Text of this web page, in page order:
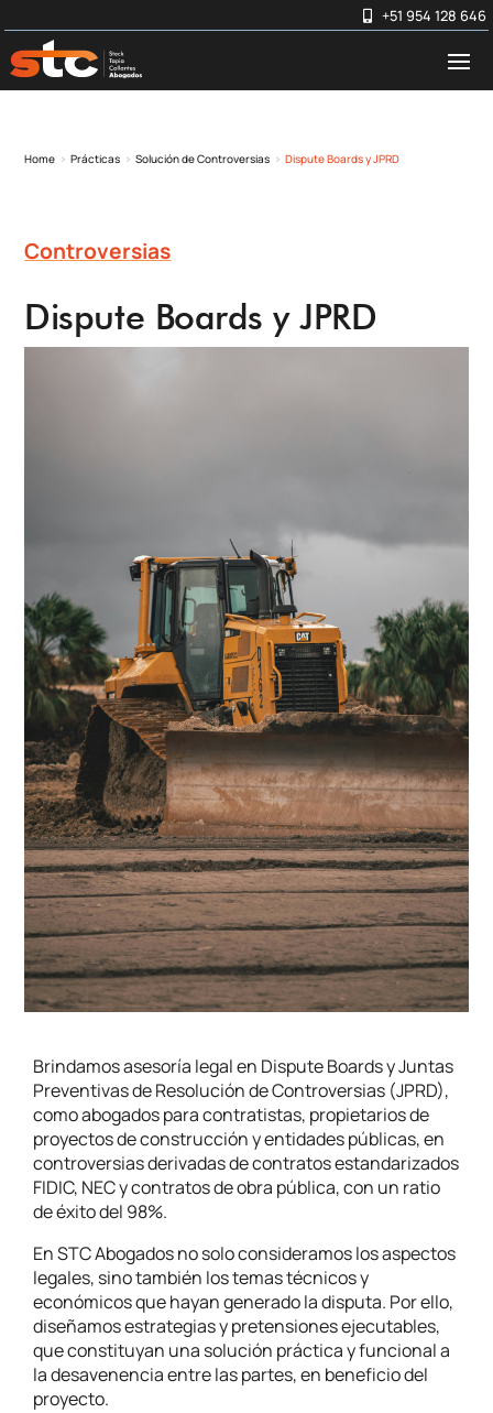
+51 954 128 646
Home 5 Prácticas 5 Solución de Controversias 5 Dispute Boards y JPRD
Controversias
Dispute Boards y JPRD
Brindamos asesoría legal en Dispute Boards y Juntas
Preventivas de Resolución de Controversias (JPRD),
como abogados para contratistas, propietarios de
proyectos de construcción y entidades públicas, en
controversias derivadas de contratos estandarizados
FIDIC, NEC y contratos de obra pública, con un ratio
de éxito del 98%.
En STC Abogados no solo consideramos los aspectos
legales, sino también los temas técnicos y
económicos que hayan generado la disputa. Por ello,
diseñamos estrategias y pretensiones ejecutables,
que constituyan una solución práctica y funcional a
la desavenencia entre las partes, en beneficio del
proyecto.